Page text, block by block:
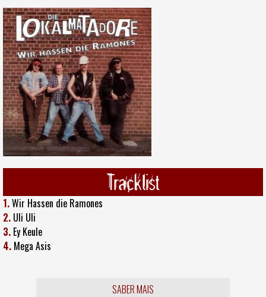
Tracklist
1.Wir Hassen die Ramones
2. Uli Uli
3. Ey Keule
4. Mega Asis
SABER MAIS